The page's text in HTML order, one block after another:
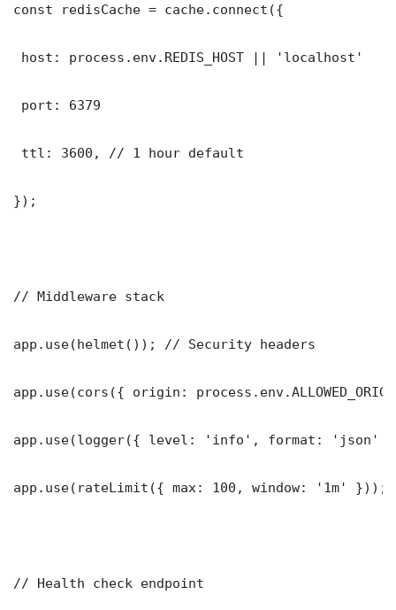
const redisCache = cache.connect({
host: process.env.REDIS_HOST || 'localhost'
port: 6379
ttl: 3600, // 1 hour default
});
// Middleware stack
app.use(helmet()); // Security headers
app.use(cors({ origin:
app.use(logger({ level: 'info', format: 'json'
app.use(rateLimit({ max: 100, window: '1m' }));
// Health check endpoint